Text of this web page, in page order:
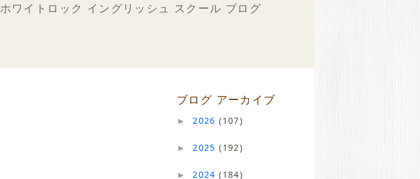
ホワイトロック イングリッシュ スクール ブログ
ブログ アーカイブ
► 2026(107)
► 2025(192)
► 2024(184)